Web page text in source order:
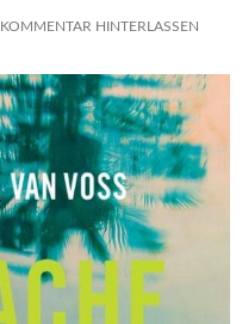
KOMMENTAR HINTERLASSEN